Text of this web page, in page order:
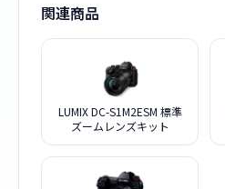
関連商品
LUMIX DC-S1M2ESM 標準
ズームレンズキット